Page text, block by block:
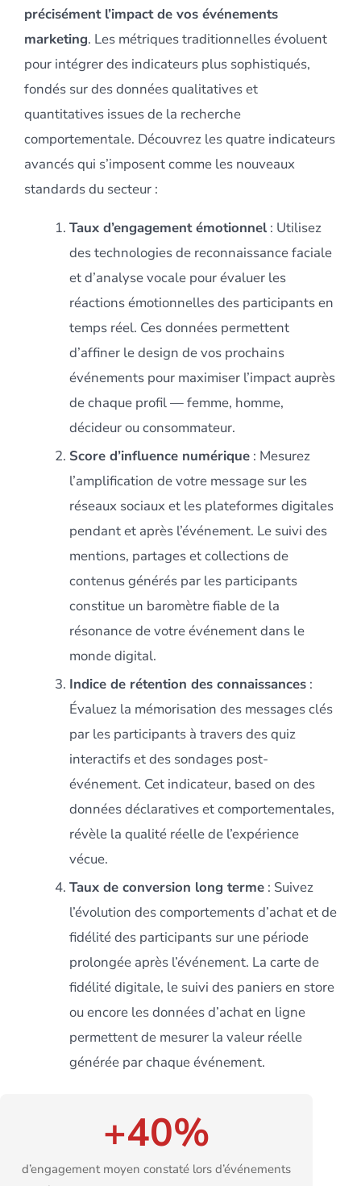
précisément l’impact de vos événements
marketing. Les métriques traditionnelles évoluent
pour intégrer des indicateurs plus sophistiqués,
fondés sur des données qualitatives et
quantitatives issues de la recherche
comportementale. Découvrez les quatre indicateurs
avancés qui s’imposent comme les nouveaux
standards du secteur :
Taux d’engagement émotionnel: Utilisez
des technologies de reconnaissance faciale
et d’analyse vocale pour évaluer les
réactions émotionnelles des participants en
temps réel. Ces données permettent
d’affiner le design de vos prochains
événements pour maximiser l’impact auprès
de chaque profil — femme, homme,
décideur ou consommateur.
Score d’influence numérique: Mesurez
l’amplification de votre message sur les
réseaux sociaux et les plateformes digitales
pendant et après l’événement. Le suivi des
mentions, partages et collections de
contenus générés par les participants
constitue un baromètre fiable de la
résonance de votre événement dans le
monde digital.
Indice de rétention des connaissances:
Évaluez la mémorisation des messages clés
par les participants à travers des quiz
interactifs et des sondages post-
événement. Cet indicateur, based on des
données déclaratives et comportementales,
révèle la qualité réelle de l’expérience
vécue.
Taux de conversion long terme: Suivez
l’évolution des comportements d’achat et de
fidélité des participants sur une période
prolongée après l’événement. La carte de
fidélité digitale, le suivi des paniers en store
ou encore les données d’achat en ligne
permettent de mesurer la valeur réelle
générée par chaque événement.
+40%
d’engagement moyen constaté lors d’événements